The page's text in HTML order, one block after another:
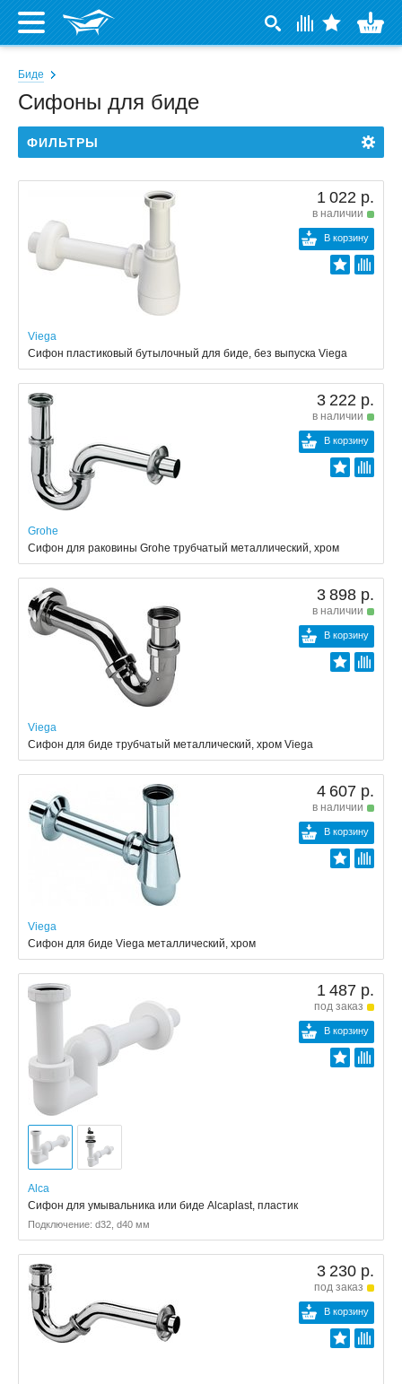
Биде
Сифоны для биде
ФИЛЬТРЫ
1 022 р.
в наличии
В корзину
Viega
Сифон пластиковый бутылочный для биде, без выпуска Viega
3 222 р.
в наличии
В корзину
Grohe
Сифон для раковины Grohe трубчатый металлический, хром
3 898 р.
в наличии
В корзину
Viega
Сифон для биде трубчатый металлический, хром Viega
4 607 р.
в наличии
В корзину
Viega
Сифон для биде Viega металлический, хром
1 487 р.
под заказ
В корзину
Alca
Сифон для умывальника или биде Alcaplast, пластик
Подключение: d32, d40 мм
3 230 р.
под заказ
В корзину